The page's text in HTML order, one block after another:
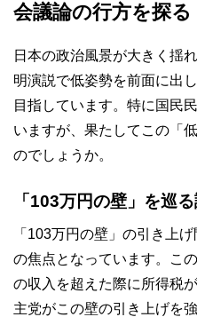
会議論の行方を探る
日本の政治風景が大きく揺
明演説で低姿勢を前面に出
目指しています。特に国民
いますが、果たしてこの「
のでしょうか。
「103万円の壁」を巡
「103万円の壁」の引き上
の焦点となっています。こ
の収入を超えた際に所得税
主党がこの壁の引き上げを